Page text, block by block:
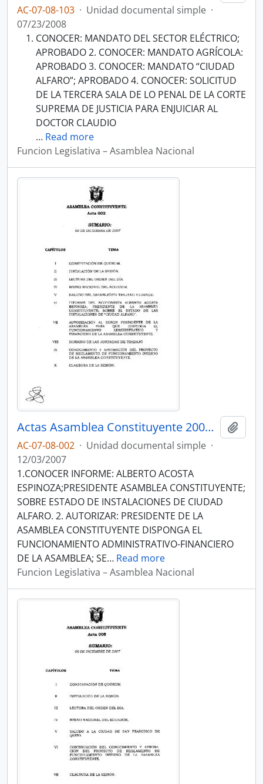
AC-07-08-103 · Unidad documental simple ·
07/23/2008
CONOCER: MANDATO DEL SECTOR ELÉCTRICO;
APROBADO 2. CONOCER: MANDATO AGRÍCOLA:
APROBADO 3. CONOCER: MANDATO “CIUDAD
ALFARO”; APROBADO 4. CONOCER: SOLICITUD
DE LA TERCERA SALA DE LO PENAL DE LA CORTE
SUPREMA DE JUSTICIA PARA ENJUICIAR AL
DOCTOR CLAUDIO
… Read more
Funcion Legislativa – Asamblea Nacional
Actas Asamblea Constituyente 2007-2008
AC-07-08-002 · Unidad documental simple ·
12/03/2007
1.CONOCER INFORME: ALBERTO ACOSTA
ESPINOZA;PRESIDENTE ASAMBLEA CONSTITUYENTE;
SOBRE ESTADO DE INSTALACIONES DE CIUDAD
ALFARO. 2. AUTORIZAR: PRESIDENTE DE LA
ASAMBLEA CONSTITUYENTE DISPONGA EL
FUNCIONAMIENTO ADMINISTRATIVO-FINANCIERO
DE LA ASAMBLEA; SE… Read more
Funcion Legislativa – Asamblea Nacional